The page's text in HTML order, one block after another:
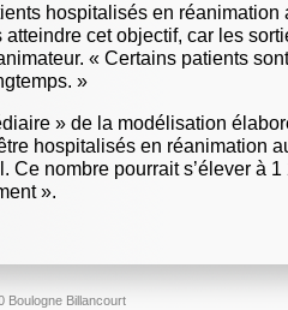
hospitalisés en réanimation
cet objectif, car les
« Certains patients
»
» de la modélisation
hospitalisés en réanimation
Ce nombre pourrait s’élever à 1
».
Boulogne Billancourt